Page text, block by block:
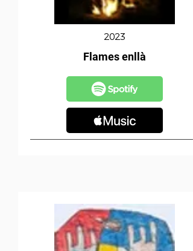
2023
Flames enllà